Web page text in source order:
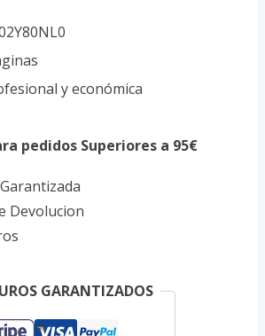
y económica
pedidos Superiores a 95€
Devolucion
GARANTIZADOS